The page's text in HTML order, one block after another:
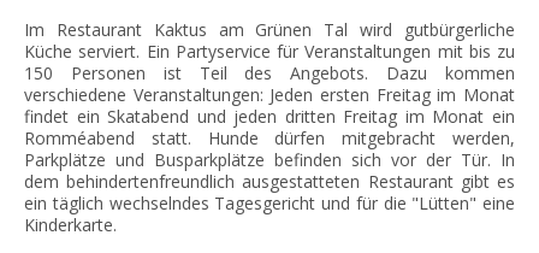
Im Restaurant Kaktus am Grünen Tal wird gutbürgerliche
Küche serviert. Ein Partyservice für Veranstaltungen mit bis zu
150 Personen ist Teil des Angebots. Dazu kommen
verschiedene Veranstaltungen: Jeden ersten Freitag im Monat
findet ein Skatabend und jeden dritten Freitag im Monat ein
Romméabend statt. Hunde dürfen mitgebracht werden,
Parkplätze und Busparkplätze befinden sich vor der Tür. In
dem behindertenfreundlich ausgestatteten Restaurant gibt es
ein täglich wechselndes Tagesgericht und für die "Lütten" eine
Kinderkarte.